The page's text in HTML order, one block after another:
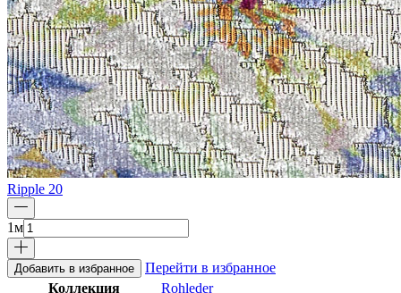
Ripple 20
1м
Добавить в избранное
Перейти в избранное
Коллекция
Rohleder